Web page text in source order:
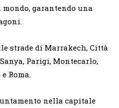
garantendo una
strade di Marrakech, Città
Parigi, Montecarlo,
Roma.
nella capitale